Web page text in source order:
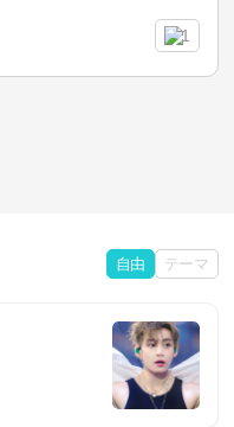
1
自由 テーマ